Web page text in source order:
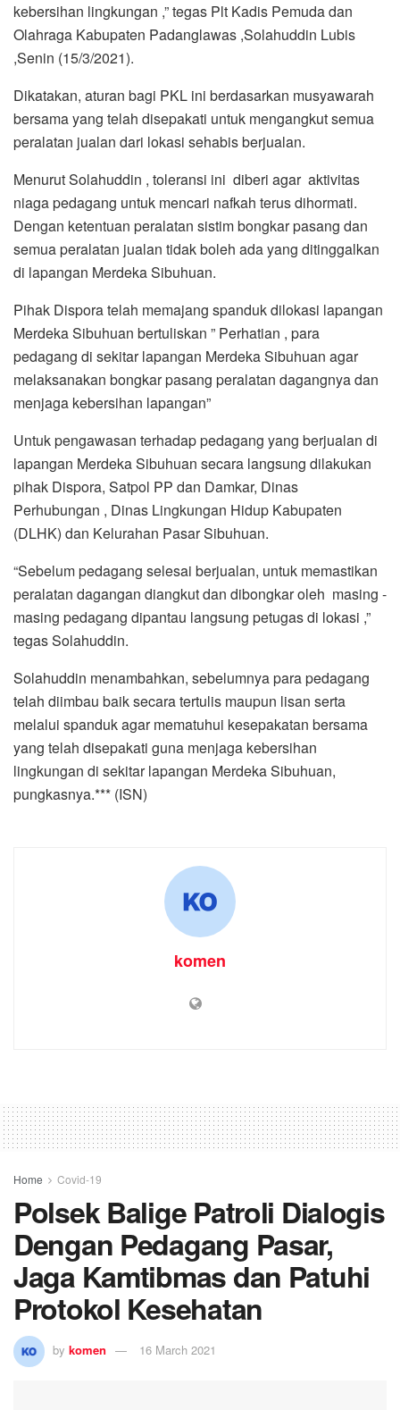
kebersihan lingkungan ,” tegas Plt Kadis Pemuda dan
Olahraga Kabupaten Padanglawas ,Solahuddin Lubis
,Senin (15/3/2021).
Dikatakan, aturan bagi PKL ini berdasarkan musyawarah
bersama yang telah disepakati untuk mengangkut semua
peralatan jualan dari lokasi sehabis berjualan.
Menurut Solahuddin , toleransi ini diberi agar aktivitas
niaga pedagang untuk mencari nafkah terus dihormati.
Dengan ketentuan peralatan sistim bongkar pasang dan
semua peralatan jualan tidak boleh ada yang ditinggalkan
di lapangan Merdeka Sibuhuan.
Pihak Dispora telah memajang spanduk dilokasi lapangan
Merdeka Sibuhuan bertuliskan ” Perhatian , para
pedagang di sekitar lapangan Merdeka Sibuhuan agar
melaksanakan bongkar pasang peralatan dagangnya dan
menjaga kebersihan lapangan”
Untuk pengawasan terhadap pedagang yang berjualan di
lapangan Merdeka Sibuhuan secara langsung dilakukan
pihak Dispora, Satpol PP dan Damkar, Dinas
Perhubungan , Dinas Lingkungan Hidup Kabupaten
(DLHK) dan Kelurahan Pasar Sibuhuan.
“Sebelum pedagang selesai berjualan, untuk memastikan
peralatan dagangan diangkut dan dibongkar oleh masing -
masing pedagang dipantau langsung petugas di lokasi ,”
tegas Solahuddin.
Solahuddin menambahkan, sebelumnya para pedagang
telah diimbau baik secara tertulis maupun lisan serta
melalui spanduk agar mematuhui kesepakatan bersama
yang telah disepakati guna menjaga kebersihan
lingkungan di sekitar lapangan Merdeka Sibuhuan,
pungkasnya.*** (ISN)
komen
Home Covid-19
Polsek Balige Patroli Dialogis
Dengan Pedagang Pasar,
Jaga Kamtibmas dan Patuhi
Protokol Kesehatan
by komen 16 March 2021